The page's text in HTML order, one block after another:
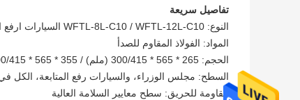
تفاصيل سريعة
النوع: WFTL-8L-C10 / WFTL-12L-C10 السيارات ارفع الكهربائية فراير
المواد: الفولاذ المقاوم للصدأ
الحجم: 265 * 565 * 300/415 (ملم) / 355 * 565 * 300/415 (مم)
السطح: مجلس الوزراء، والسيارات رفع المتابعة، الكل
مقاومة للحريق: سطح معايير السلامة العالية